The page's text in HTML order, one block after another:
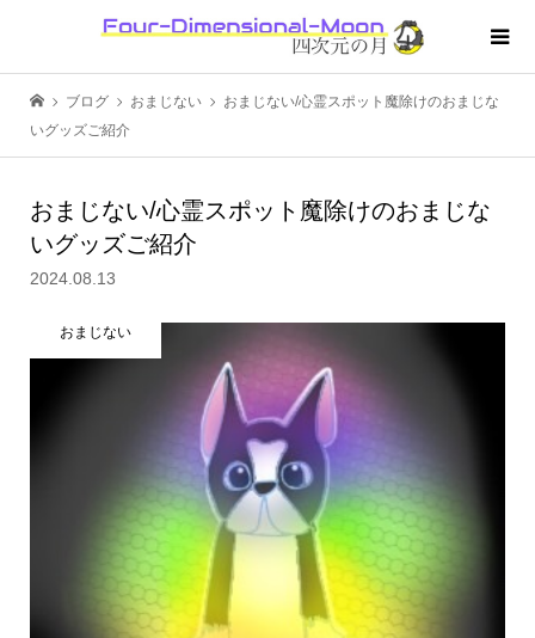
ブログ おまじない
おまじない/心霊スポット魔除けのおまじな
いグッズご紹介
おまじない/心霊スポット魔除けのおまじな
いグッズご紹介
2024.08.13
おまじない